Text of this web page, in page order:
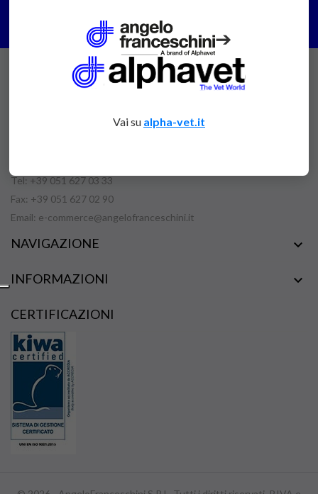
ANGELOFRANCESCHINI
Tel: +39 051 627 03 33
Fax: +39 051 627 02 90
Email: e-commerce@angelofranceschini.it
NAVIGAZIONE 
INFORMAZIONI 
CERTIFICAZIONI
➔
Vai su alpha-vet.it